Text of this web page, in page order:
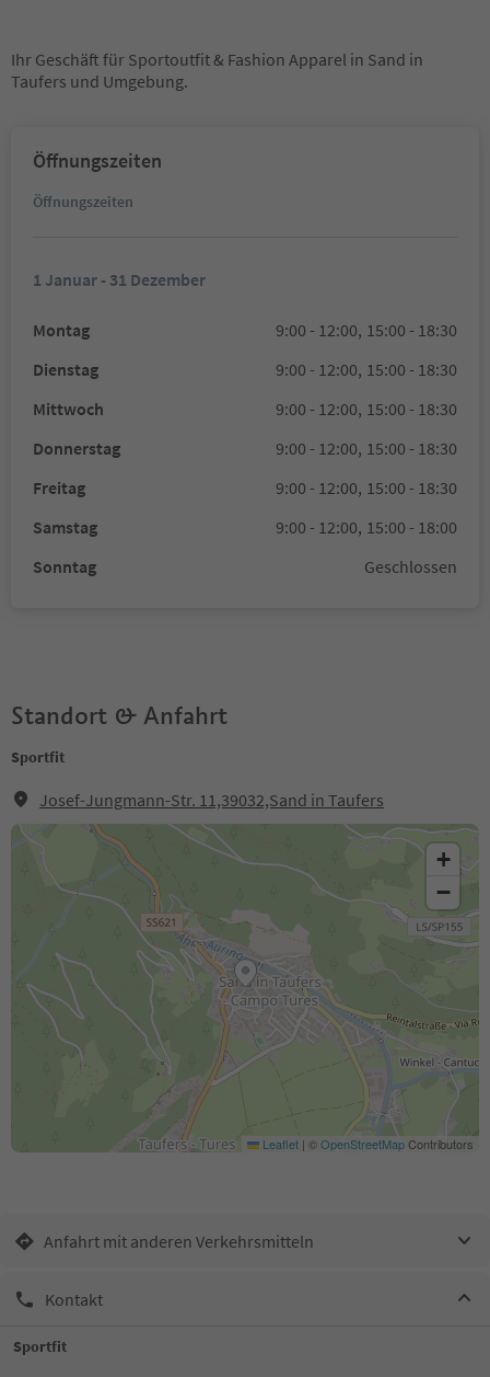
Ihr Geschäft für Sportoutfit & Fashion Apparel in Sand in
Taufers und Umgebung.
Öffnungszeiten
Öffnungszeiten
1 Januar - 31 Dezember
Montag 9:00 - 12:00, 15:00 - 18:30
Dienstag
9:00 - 12:00, 15:00 - 18:30
Mittwoch
9:00 - 12:00, 15:00 - 18:30
Donnerstag
9:00 - 12:00, 15:00 - 18:30
Freitag
9:00 - 12:00, 15:00 - 18:30
Samstag
9:00 - 12:00, 15:00 - 18:00
Sonntag
Geschlossen
Standort & Anfahrt
Sportfit
Josef-Jungmann-Str. 11,39032,Sand in Taufers
+
−
Leaflet | ©OpenStreetMapContributors
Anfahrt mit anderen Verkehrsmitteln
Kontakt
Sportfit